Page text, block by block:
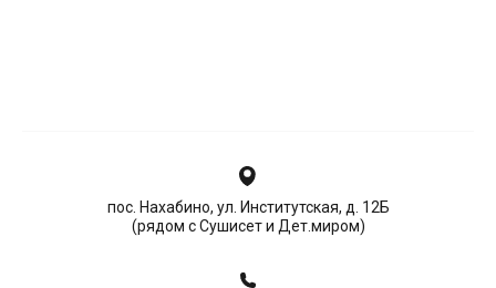
пос. Нахабино, ул. Институтская, д. 12Б
(рядом с Сушисет и Дет.миром)